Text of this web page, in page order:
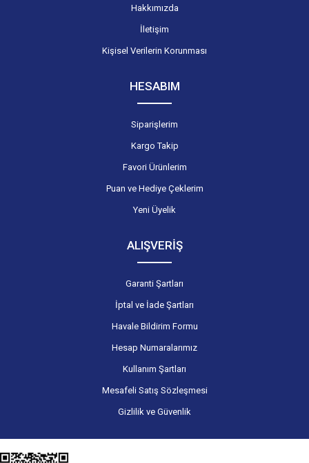
Hakkımızda
İletişim
Kişisel Verilerin Korunması
HESABIM
Siparişlerim
Kargo Takip
Favori Ürünlerim
Puan ve Hediye Çeklerim
Yeni Üyelik
ALIŞVERİŞ
Garanti Şartları
İptal ve İade Şartları
Havale Bildirim Formu
Hesap Numaralarımız
Kullanım Şartları
Mesafeli Satış Sözleşmesi
Gizlilik ve Güvenlik